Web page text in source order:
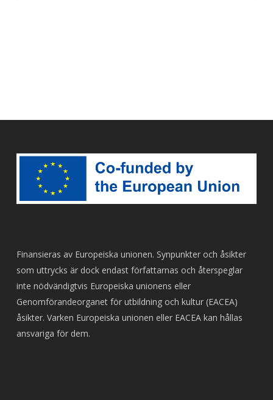
Finansieras av Europeiska unionen. Synpunkter och åsikter
som uttrycks är dock endast författarnas och återspeglar
inte nödvändigtvis Europeiska unionens eller
Genomförandeorganet för utbildning och kultur (EACEA)
åsikter. Varken Europeiska unionen eller EACEA kan hållas
ansvariga för dem.